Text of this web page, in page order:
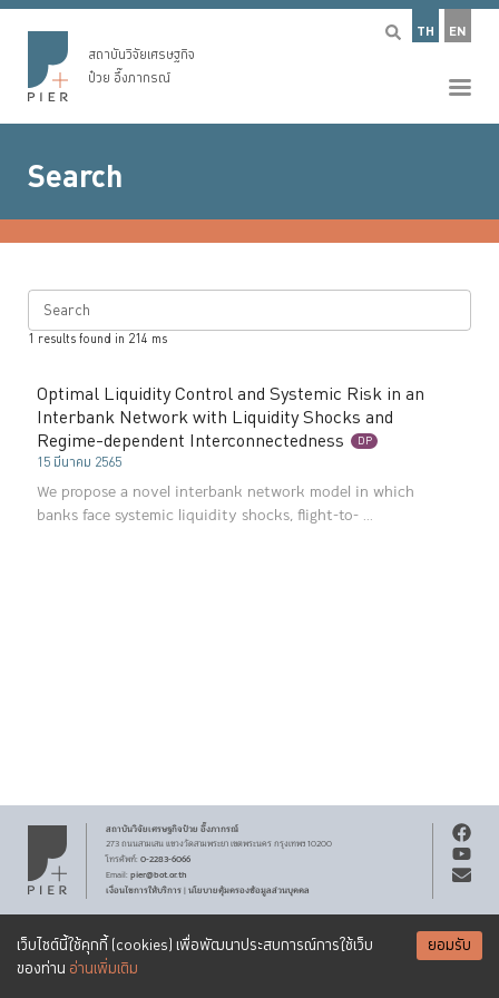
เว็บไซต์นี้ใช้คุกกี้ (cookies) เพื่อพัฒนาประสบการณ์การใช้เว็บ
ของท่าน อ่านเพิ่มเติม
ยอมรับ
TH EN
สถาบันวิจัยเศรษฐกิจ
ป๋วย อึ๊งภากรณ์
Search
Search
1 results found in 214 ms
Optimal Liquidity Control and Systemic Risk in an
Interbank Network with Liquidity Shocks and
Regime-dependent Interconnectedness
DP
15 มีนาคม 2565
We propose a novel interbank network model in which
banks face systemic liquidity shocks, flight-to- ...
สถาบันวิจัยเศรษฐกิจป๋วย อึ๊งภากรณ์
273 ถนนสามเสนแขวงวัดสามพระยาเขตพระนครกรุงเทพฯ 10200
โทรศัพท์: 0-2283-6066
Email: pier@bot.or.th
เงื่อนไขการให้บริการ|นโยบายคุ้มครองข้อมูลส่วนบุคคล
เอกสารเผยแพร่ทุกชิ้นสงวนสิทธิ์ภายใต้สัญญาอนุญาตCreative Commons
Attribution-NonCommercial-ShareAlike 3.0 Unported license SUBSCRIBE